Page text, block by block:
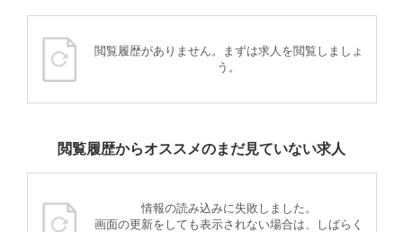
閲覧履歴がありません。まずは求人を閲覧しましょ
う。
閲覧履歴からオススメのまだ見ていない求人
情報の読み込みに失敗しました。
画面の更新をしても表示されない場合は、しばらく